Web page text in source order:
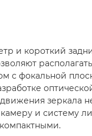
и короткий
с фокальной
зеркала
и систему